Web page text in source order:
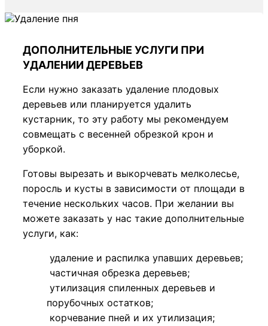
ДОПОЛНИТЕЛЬНЫЕ УСЛУГИ ПРИ
УДАЛЕНИИ ДЕРЕВЬЕВ
Если нужно заказать удаление плодовых
деревьев или планируется удалить
кустарник, то эту работу мы рекомендуем
совмещать с весенней обрезкой крон и
уборкой.
Готовы вырезать и выкорчевать мелколесье,
поросль и кусты в зависимости от площади в
течение нескольких часов. При желании вы
можете заказать у нас такие дополнительные
услуги, как:
удаление и распилка упавших деревьев;
частичная обрезка деревьев;
утилизация спиленных деревьев и
порубочных остатков;
корчевание пней и их утилизация;